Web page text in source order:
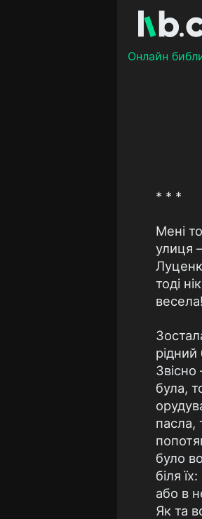
Онлайн
* * *
Мені
улиця
тоді
була,
пасла,
було
біля
або в
Як та